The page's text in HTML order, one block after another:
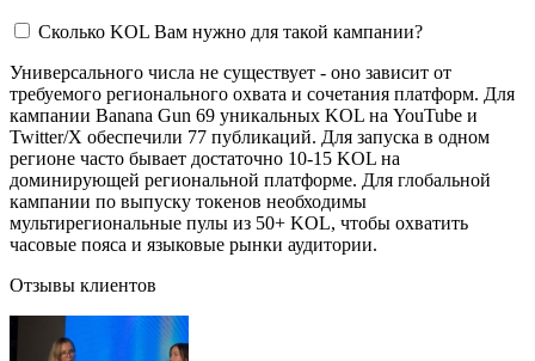
Сколько KOL Вам нужно для такой кампании?
Универсального числа не существует - оно зависит от
требуемого регионального охвата и сочетания платформ. Для
кампании Banana Gun 69 уникальных KOL на YouTube и
Twitter/X обеспечили 77 публикаций. Для запуска в одном
регионе часто бывает достаточно 10-15 KOL на
доминирующей региональной платформе. Для глобальной
кампании по выпуску токенов необходимы
мультирегиональные пулы из 50+ KOL, чтобы охватить
часовые пояса и языковые рынки аудитории.
Отзывы клиентов